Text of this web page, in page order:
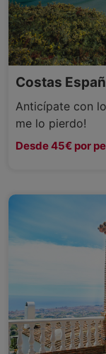
Costas
Anticípate con
me lo pierdo!
Desde 45€ por